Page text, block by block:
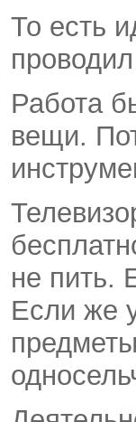
То есть
Работа
вещи.
не пить.
Если же